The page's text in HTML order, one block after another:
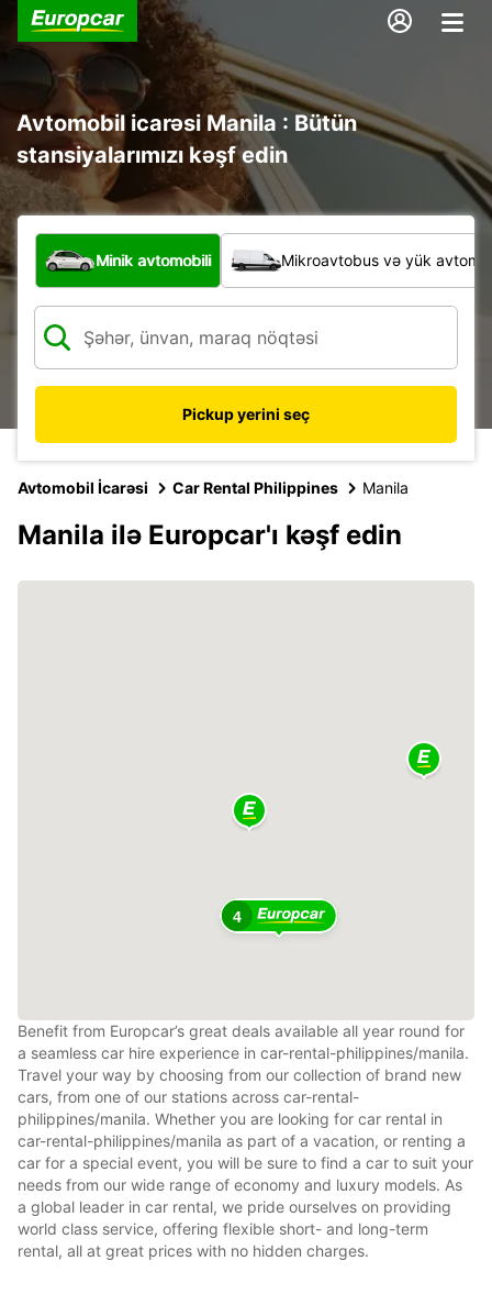
Avtomobil icarəsi Manila : Bütün
stansiyalarımızı kəşf edin
Hansı növ nəqliyyat vasitəsi?
Minik avtomobili Mikroavtobus və yük
Pickup yerini seç
Avtomobil İcarəsi Car Rental Philippines Manila
Manila ilə Europcar'ı kəşf edin
4
Benefit from Europcar’s great deals available all year round for
a seamless car hire experience in car-rental-philippines/manila.
Travel your way by choosing from our collection of brand new
cars, from one of our stations across car-rental-
philippines/manila. Whether you are looking for car rental in
car-rental-philippines/manila as part of a vacation, or renting a
car for a special event, you will be sure to find a car to suit your
needs from our wide range of economy and luxury models. As
a global leader in car rental, we pride ourselves on providing
world class service, offering flexible short- and long-term
rental, all at great prices with no hidden charges.